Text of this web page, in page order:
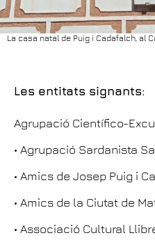
La casa natal de Puig i Cadafalch, al
Les entitats signants:
Agrupació Científico-
• Agrupació Sardanista
• Amics de Josep Puig i
• Amics de la Ciutat de
• Associació Cultural